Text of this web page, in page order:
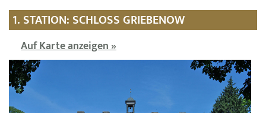
1. STATION: SCHLOSS GRIEBENOW
Auf Karte anzeigen »